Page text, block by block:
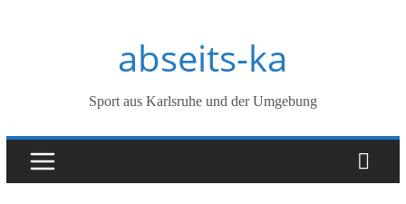
abseits-ka
Sport aus Karlsruhe und der Umgebung